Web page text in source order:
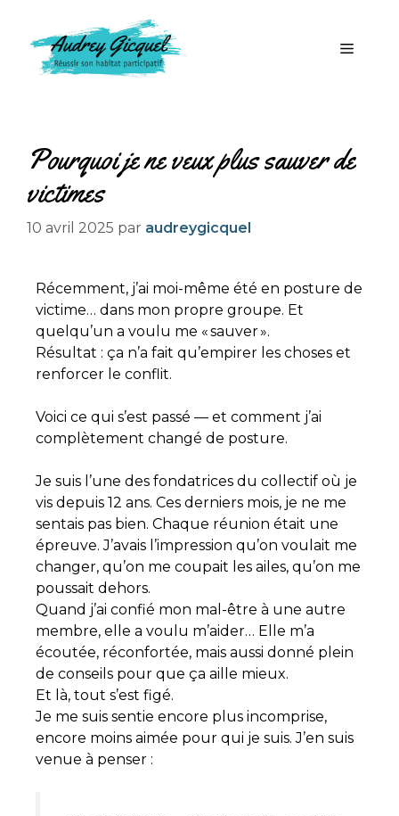
Pourquoi je ne veux plus sauver de
victimes
10 avril 2025 par audreygicquel
Récemment, j’ai moi-même été en posture de
victime… dans mon propre groupe. Et
quelqu’un a voulu me « sauver ».
Résultat : ça n’a fait qu’empirer les choses et
renforcer le conflit.
Voici ce qui s’est passé — et comment j’ai
complètement changé de posture.
Je suis l’une des fondatrices du collectif où je
vis depuis 12 ans. Ces derniers mois, je ne me
sentais pas bien. Chaque réunion était une
épreuve. J’avais l’impression qu’on voulait me
changer, qu’on me coupait les ailes, qu’on me
poussait dehors.
Quand j’ai confié mon mal-être à une autre
membre, elle a voulu m’aider… Elle m’a
écoutée, réconfortée, mais aussi donné plein
de conseils pour que ça aille mieux.
Et là, tout s’est figé.
Je me suis sentie encore plus incomprise,
encore moins aimée pour qui je suis. J’en suis
venue à penser :